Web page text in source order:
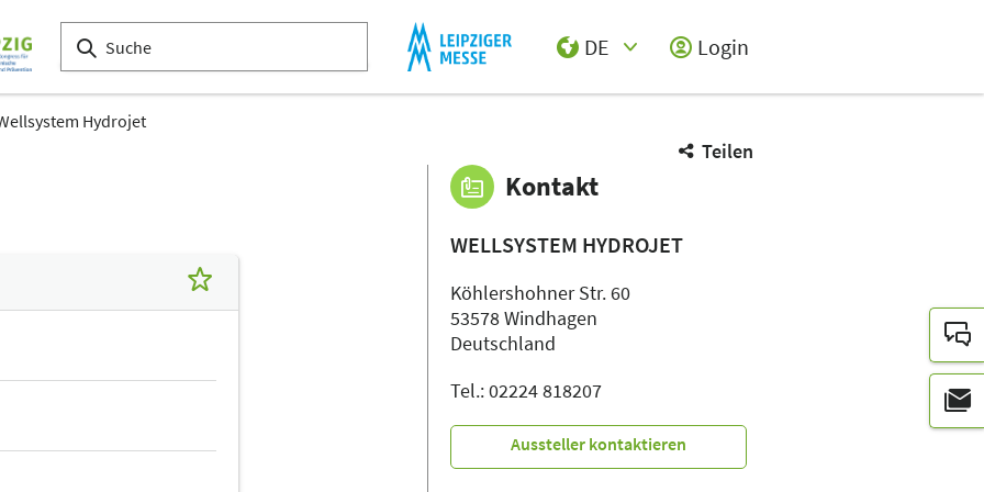
DE
Login
Hydrojet
Teilen
Kontakt
WELLSYSTEM HYDROJET
Köhlershohner Str. 60
53578 Windhagen
Deutschland
Tel.: 02224 818207
Aussteller kontaktieren